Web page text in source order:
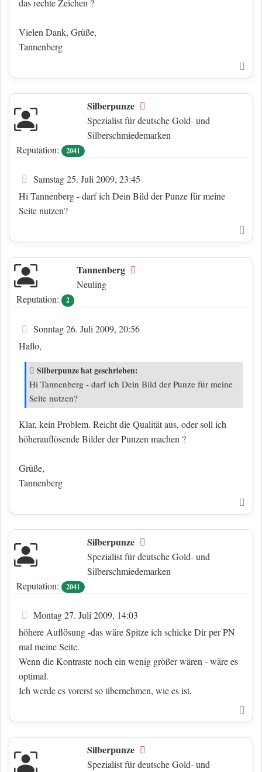
das rechte Zeichen ?
Vielen Dank, Grüße,
Tannenberg
Silberpunze
Spezialist für deutsche Gold- und
Silberschmiedemarken
Reputation:
2041
Beitrag
Samstag 25. Juli 2009, 23:45
Hi Tannenberg - darf ich Dein Bild der Punze für meine
Seite nutzen?
Tannenberg
Neuling
Reputation:
2
Beitrag
Sonntag 26. Juli 2009, 20:56
Hallo,
Silberpunze hat geschrieben:
Hi Tannenberg - darf ich Dein Bild der Punze für meine
Seite nutzen?
Klar, kein Problem. Reicht die Qualität aus, oder soll ich
höherauflösende Bilder der Punzen machen ?
Grüße,
Tannenberg
Silberpunze
Spezialist für deutsche Gold- und
Silberschmiedemarken
Reputation:
2041
Beitrag
Montag 27. Juli 2009, 14:03
höhere Auflösung -das wäre Spitze ich schicke Dir per PN
mal meine Seite.
Wenn die Kontraste noch ein wenig größer wären - wäre es
optimal.
Ich werde es vorerst so übernehmen, wie es ist.
Silberpunze
Spezialist für deutsche Gold- und